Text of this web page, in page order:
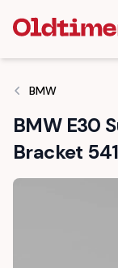
BMW
BMW E30
Bracket